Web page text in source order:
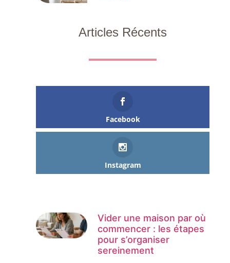
Articles Récents
Facebook
Instagram
Vider une maison par où
commencer : les étapes
pour s’organiser
sereinement